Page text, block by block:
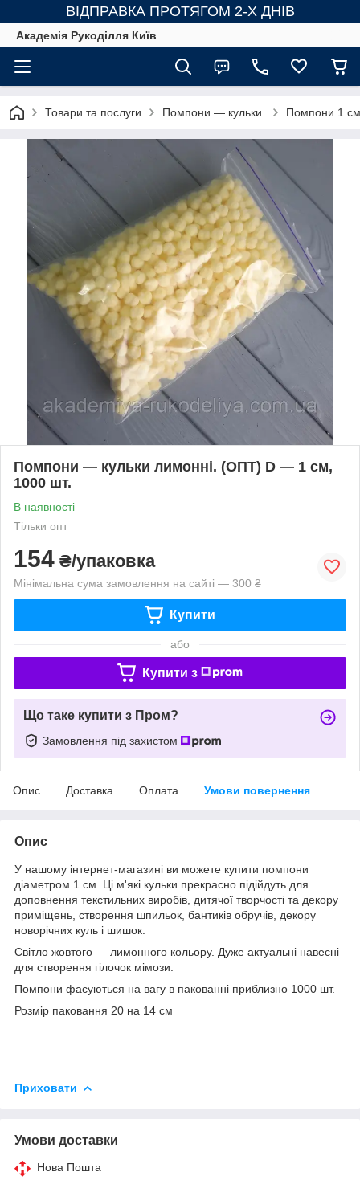
ВІДПРАВКА ПРОТЯГОМ 2-Х ДНІВ
Академія Рукоділля Київ
Товари та послуги Помпони — кульки. Помпони 1
Помпони — кульки лимонні. (ОПТ) D — 1 см,
1000 шт.
В наявності
Тільки опт
154 ₴/упаковка
Мінімальна сума замовлення на сайті — 300 ₴
Купити
або
Купити з
Що таке купити з Пром?
Замовлення під захистом
Опис Доставка Оплата Умови повернення
Опис
У нашому інтернет-магазині ви можете купити помпони
діаметром 1 см. Ці м'які кульки прекрасно підійдуть для
доповнення текстильних виробів, дитячої творчості та декору
приміщень, створення шпильок, бантиків обручів, декору
новорічних куль і шишок.
Світло жовтого — лимонного кольору. Дуже актуальні навесні
для створення гілочок мімози.
Помпони фасуються на вагу в пакованні приблизно 1000 шт.
Розмір паковання 20 на 14 см
Приховати
Умови доставки
Нова Пошта